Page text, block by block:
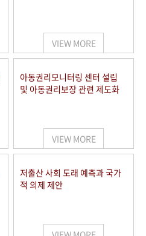
VIEW MORE
아동권리모니터링 센터 설립
및 아동권리보장 관련 제도화
VIEW MORE
저출산 사회 도래 예측과 국가
적 의제 제안